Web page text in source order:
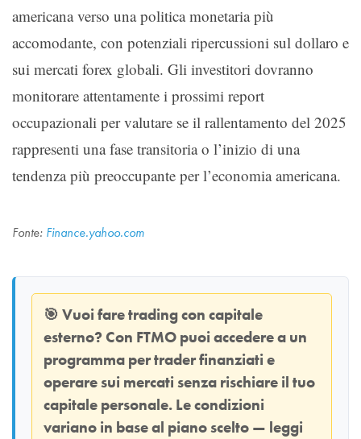
americana verso una politica monetaria più
accomodante, con potenziali ripercussioni sul dollaro e
sui mercati forex globali. Gli investitori dovranno
monitorare attentamente i prossimi report
occupazionali per valutare se il rallentamento del 2025
rappresenti una fase transitoria o l’inizio di una
tendenza più preoccupante per l’economia americana.
Fonte: Finance.yahoo.com
🎯 Vuoi fare trading con capitale
esterno? Con FTMO puoi accedere a un
programma per trader finanziati e
operare sui mercati senza rischiare il tuo
capitale personale. Le condizioni
variano in base al piano scelto — leggi